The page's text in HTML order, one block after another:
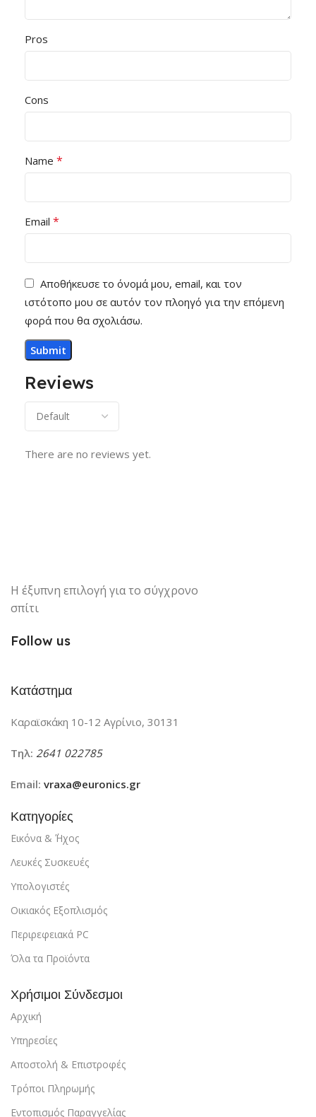
Reviews
There are no reviews yet.
Pros
Cons
Name *
Email *
Αποθήκευσε το όνομά μου, email, και τον
ιστότοπο μου σε αυτόν τον πλοηγό για την επόμενη
φορά που θα σχολιάσω.
Η έξυπνη επιλογή για το σύγχρονο
σπίτι
Follow us
Κατάστημα
Καραϊσκάκη 10-12 Αγρίνιο, 30131
Τηλ: 2641 022785
Email: vraxa@euronics.gr
Κατηγορίες
Εικόνα & ΄Ήχος
Λευκές Συσκευές
Υπολογιστές
Οικιακός Εξοπλισμός
Περιρεφειακά PC
Όλα τα Προϊόντα
Χρήσιμοι Σύνδεσμοι
Αρχική
Υπηρεσίες
Αποστολή & Επιστροφές
Τρόποι Πληρωμής
Εντοπισμός Παραγγελίας